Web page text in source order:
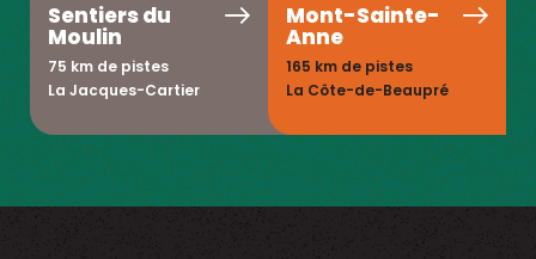
Sentiers du
Moulin
75 km de pistes
La Jacques-Cartier
Mont-Sainte-
Anne
165 km de pistes
La Côte-de-Beaupré